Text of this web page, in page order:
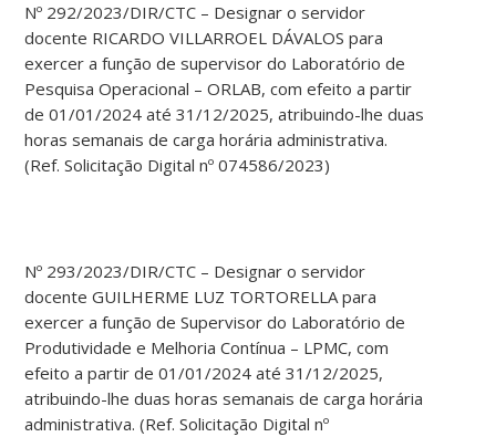
Nº 292/2023/DIR/CTC – Designar o servidor
docente RICARDO VILLARROEL DÁVALOS para
exercer a função de supervisor do Laboratório de
Pesquisa Operacional – ORLAB, com efeito a partir
de 01/01/2024 até 31/12/2025, atribuindo-lhe duas
horas semanais de carga horária administrativa.
(Ref. Solicitação Digital nº 074586/2023)
Nº 293/2023/DIR/CTC – Designar o servidor
docente GUILHERME LUZ TORTORELLA para
exercer a função de Supervisor do Laboratório de
Produtividade e Melhoria Contínua – LPMC, com
efeito a partir de 01/01/2024 até 31/12/2025,
atribuindo-lhe duas horas semanais de carga horária
administrativa. (Ref. Solicitação Digital nº